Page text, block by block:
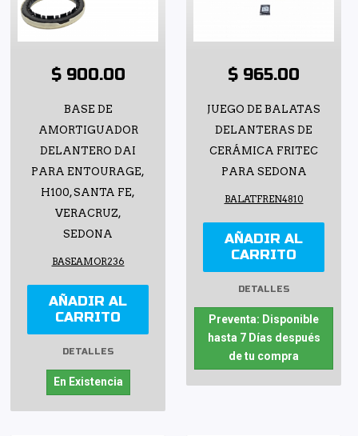
$ 900.00
BASE DE
AMORTIGUADOR
DELANTERO DAI
PARA ENTOURAGE,
H100, SANTA FE,
VERACRUZ,
SEDONA
BASEAMOR236
AÑADIR AL
CARRITO
DETALLES
En Existencia
$ 965.00
JUEGO DE BALATAS
DELANTERAS DE
CERÁMICA FRITEC
PARA SEDONA
BALATFREN4810
AÑADIR AL
CARRITO
DETALLES
Preventa: Disponible
hasta 7 Días después
de tu compra